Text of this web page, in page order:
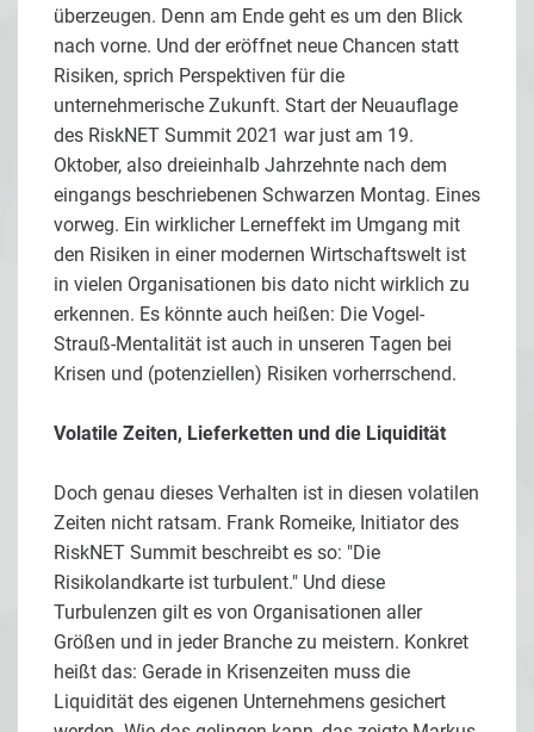
überzeugen. Denn am Ende geht es um den Blick
nach vorne. Und der eröffnet neue Chancen statt
Risiken, sprich Perspektiven für die
unternehmerische Zukunft. Start der Neuauflage
des RiskNET Summit 2021 war just am 19.
Oktober, also dreieinhalb Jahrzehnte nach dem
eingangs beschriebenen Schwarzen Montag. Eines
vorweg. Ein wirklicher Lerneffekt im Umgang mit
den Risiken in einer modernen Wirtschaftswelt ist
in vielen Organisationen bis dato nicht wirklich zu
erkennen. Es könnte auch heißen: Die Vogel-
Strauß-Mentalität ist auch in unseren Tagen bei
Krisen und (potenziellen) Risiken vorherrschend.
Volatile Zeiten, Lieferketten und die Liquidität
Doch genau dieses Verhalten ist in diesen volatilen
Zeiten nicht ratsam. Frank Romeike, Initiator des
RiskNET Summit beschreibt es so: "Die
Risikolandkarte ist turbulent." Und diese
Turbulenzen gilt es von Organisationen aller
Größen und in jeder Branche zu meistern. Konkret
heißt das: Gerade in Krisenzeiten muss die
Liquidität des eigenen Unternehmens gesichert